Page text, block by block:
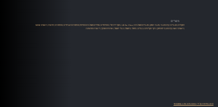
מוצרים
רמקולים|מגברים|קדם מגבר|מגבר הספק|מגברים משולבים|
All-In-One
|מקור דיגיטלי|סטרימרים|ממירים משולבים סטרימר|פטיפונים ואביזרים|פטיפונים|זרועות|ראשים MM
| ראשים MC |
קדם מגבר לפטיפון|ניקוי תקליטים|כבלים|טיפול בחשמל|כבלי חשמל|ארוניות ושיכוך|יד שניה ומתצוגה
עיצוב ופיתוח על ידי WEBMATE STUDIO